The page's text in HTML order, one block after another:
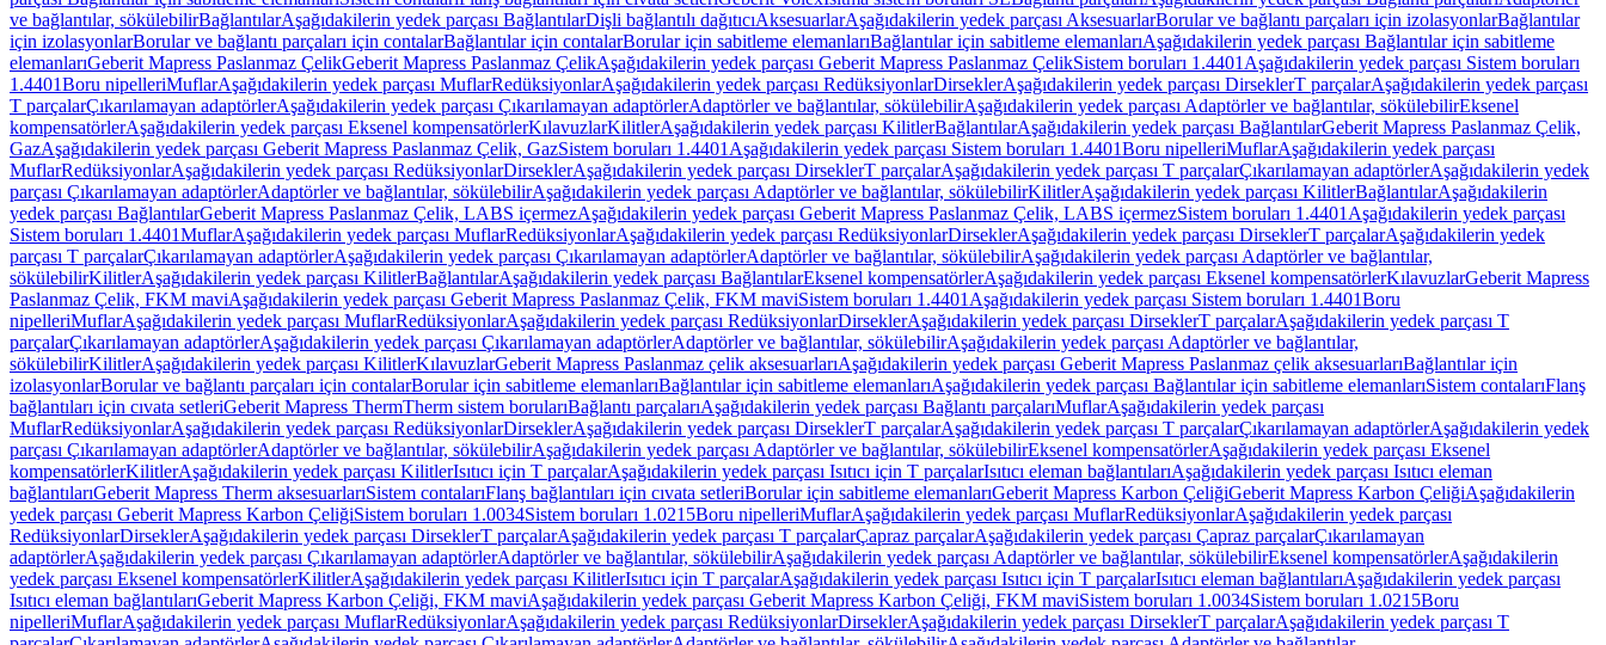
ve bağlantılar, sökülebilirBağlantılarAşağıdakilerin yedek parçası BağlantılarDişli bağlantılı dağıtıcıAksesuarlarAşağıdakilerin yedek parçası AksesuarlarBorular ve bağlantı parçaları için izolasyonlarBağlantılar
için izolasyonlarBorular ve bağlantı parçaları için contalarBağlantılar için contalarBorular için sabitleme elemanlarıBağlantılar için sabitleme elemanlarıAşağıdakilerin yedek parçası Bağlantılar için sabitleme
elemanlarıGeberit Mapress Paslanmaz ÇelikGeberit Mapress Paslanmaz ÇelikAşağıdakilerin yedek parçası Geberit Mapress Paslanmaz ÇelikSistem boruları 1.4401 Aşağıdakilerin yedek parçası Sistem boruları
1.4401Boru nipelleriMuflarAşağıdakilerin yedek parçası MuflarRedüksiyonlarAşağıdakilerin yedek parçası RedüksiyonlarDirseklerAşağıdakilerin yedek parçası DirseklerT parçalarAşağıdakilerin yedek parçası
T parçalarÇıkarılamayan adaptörlerAşağıdakilerin yedek parçası Çıkarılamayan adaptörlerAdaptörler ve bağlantılar, sökülebilirAşağıdakilerin yedek parçası Adaptörler ve bağlantılar, sökülebilirEksenel
kompensatörlerAşağıdakilerin yedek parçası Eksenel kompensatörlerKılavuzlarKilitlerAşağıdakilerin yedek parçası KilitlerBağlantılarAşağıdakilerin yedek parçası BağlantılarGeberit Mapress Paslanmaz Çelik,
GazAşağıdakilerin yedek parçası Geberit Mapress Paslanmaz Çelik, GazSistem boruları 1.4401 Aşağıdakilerin yedek parçası Sistem boruları 1.4401Boru nipelleriMuflarAşağıdakilerin yedek parçası
MuflarRedüksiyonlarAşağıdakilerin yedek parçası RedüksiyonlarDirseklerAşağıdakilerin yedek parçası DirseklerT parçalarAşağıdakilerin yedek parçası T parçalarÇıkarılamayan adaptörlerAşağıdakilerin yedek
parçası Çıkarılamayan adaptörlerAdaptörler ve bağlantılar, sökülebilirAşağıdakilerin yedek parçası Adaptörler ve bağlantılar, sökülebilirKilitlerAşağıdakilerin yedek parçası KilitlerBağlantılarAşağıdakilerin
yedek parçası BağlantılarGeberit Mapress Paslanmaz Çelik, LABS içermezAşağıdakilerin yedek parçası Geberit Mapress Paslanmaz Çelik, LABS içermezSistem boruları 1.4401 Aşağıdakilerin yedek parçası
Sistem boruları 1.4401MuflarAşağıdakilerin yedek parçası MuflarRedüksiyonlarAşağıdakilerin yedek parçası RedüksiyonlarDirseklerAşağıdakilerin yedek parçası DirseklerT parçalarAşağıdakilerin yedek
parçası T parçalarÇıkarılamayan adaptörlerAşağıdakilerin yedek parçası Çıkarılamayan adaptörlerAdaptörler ve bağlantılar, sökülebilirAşağıdakilerin yedek parçası Adaptörler ve bağlantılar,
sökülebilirKilitlerAşağıdakilerin yedek parçası KilitlerBağlantılarAşağıdakilerin yedek parçası BağlantılarEksenel kompensatörlerAşağıdakilerin yedek parçası Eksenel kompensatörlerKılavuzlarGeberit Mapress
Paslanmaz Çelik, FKM maviAşağıdakilerin yedek parçası Geberit Mapress Paslanmaz Çelik, FKM maviSistem boruları 1.4401 Aşağıdakilerin yedek parçası Sistem boruları 1.4401Boru
nipelleriMuflarAşağıdakilerin yedek parçası MuflarRedüksiyonlarAşağıdakilerin yedek parçası RedüksiyonlarDirseklerAşağıdakilerin yedek parçası DirseklerT parçalarAşağıdakilerin yedek parçası T
parçalarÇıkarılamayan adaptörlerAşağıdakilerin yedek parçası Çıkarılamayan adaptörlerAdaptörler ve bağlantılar, sökülebilirAşağıdakilerin yedek parçası Adaptörler ve bağlantılar,
sökülebilirKilitlerAşağıdakilerin yedek parçası KilitlerKılavuzlarGeberit Mapress Paslanmaz çelik aksesuarlarıAşağıdakilerin yedek parçası Geberit Mapress Paslanmaz çelik aksesuarlarıBağlantılar için
izolasyonlarBorular ve bağlantı parçaları için contalarBorular için sabitleme elemanlarıBağlantılar için sabitleme elemanlarıAşağıdakilerin yedek parçası Bağlantılar için sabitleme elemanlarıSistem contalarıFlanş
bağlantıları için cıvata setleriGeberit Mapress ThermTherm sistem borularıBağlantı parçalarıAşağıdakilerin yedek parçası Bağlantı parçalarıMuflarAşağıdakilerin yedek parçası
MuflarRedüksiyonlarAşağıdakilerin yedek parçası RedüksiyonlarDirseklerAşağıdakilerin yedek parçası DirseklerT parçalarAşağıdakilerin yedek parçası T parçalarÇıkarılamayan adaptörlerAşağıdakilerin yedek
parçası Çıkarılamayan adaptörlerAdaptörler ve bağlantılar, sökülebilirAşağıdakilerin yedek parçası Adaptörler ve bağlantılar, sökülebilirEksenel kompensatörlerAşağıdakilerin yedek parçası Eksenel
kompensatörlerKilitlerAşağıdakilerin yedek parçası KilitlerIsıtıcı için T parçalarAşağıdakilerin yedek parçası Isıtıcı için T parçalarIsıtıcı eleman bağlantılarıAşağıdakilerin yedek parçası Isıtıcı eleman
bağlantılarıGeberit Mapress Therm aksesuarlarıSistem contalarıFlanş bağlantıları için cıvata setleriBorular için sabitleme elemanlarıGeberit Mapress Karbon ÇeliğiGeberit Mapress Karbon ÇeliğiAşağıdakilerin
yedek parçası Geberit Mapress Karbon ÇeliğiSistem boruları 1.0034Sistem boruları 1.0215Boru nipelleriMuflarAşağıdakilerin yedek parçası MuflarRedüksiyonlarAşağıdakilerin yedek parçası
RedüksiyonlarDirseklerAşağıdakilerin yedek parçası DirseklerT parçalarAşağıdakilerin yedek parçası T parçalarÇapraz parçalarAşağıdakilerin yedek parçası Çapraz parçalarÇıkarılamayan
adaptörlerAşağıdakilerin yedek parçası Çıkarılamayan adaptörlerAdaptörler ve bağlantılar, sökülebilirAşağıdakilerin yedek parçası Adaptörler ve bağlantılar, sökülebilirEksenel kompensatörlerAşağıdakilerin
yedek parçası Eksenel kompensatörlerKilitlerAşağıdakilerin yedek parçası KilitlerIsıtıcı için T parçalarAşağıdakilerin yedek parçası Isıtıcı için T parçalarIsıtıcı eleman bağlantılarıAşağıdakilerin yedek parçası
Isıtıcı eleman bağlantılarıGeberit Mapress Karbon Çeliği, FKM maviAşağıdakilerin yedek parçası Geberit Mapress Karbon Çeliği, FKM maviSistem boruları 1.0034Sistem boruları 1.0215Boru
nipelleriMuflarAşağıdakilerin yedek parçası MuflarRedüksiyonlarAşağıdakilerin yedek parçası RedüksiyonlarDirseklerAşağıdakilerin yedek parçası DirseklerT parçalarAşağıdakilerin yedek parçası T